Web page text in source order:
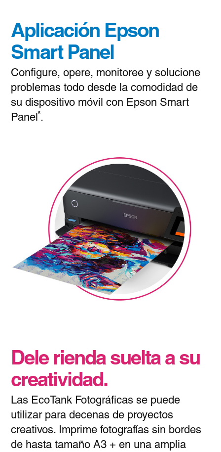
Aplicación Epson
Smart Panel
Configure, opere, monitoree y solucione
problemas todo desde la comodidad de
su dispositivo móvil con Epson Smart
Panel5.
Dele rienda suelta a su
creatividad.
Las EcoTank Fotográficas se puede
utilizar para decenas de proyectos
creativos. Imprime fotografías sin bordes
de hasta tamaño A3 + en una amplia